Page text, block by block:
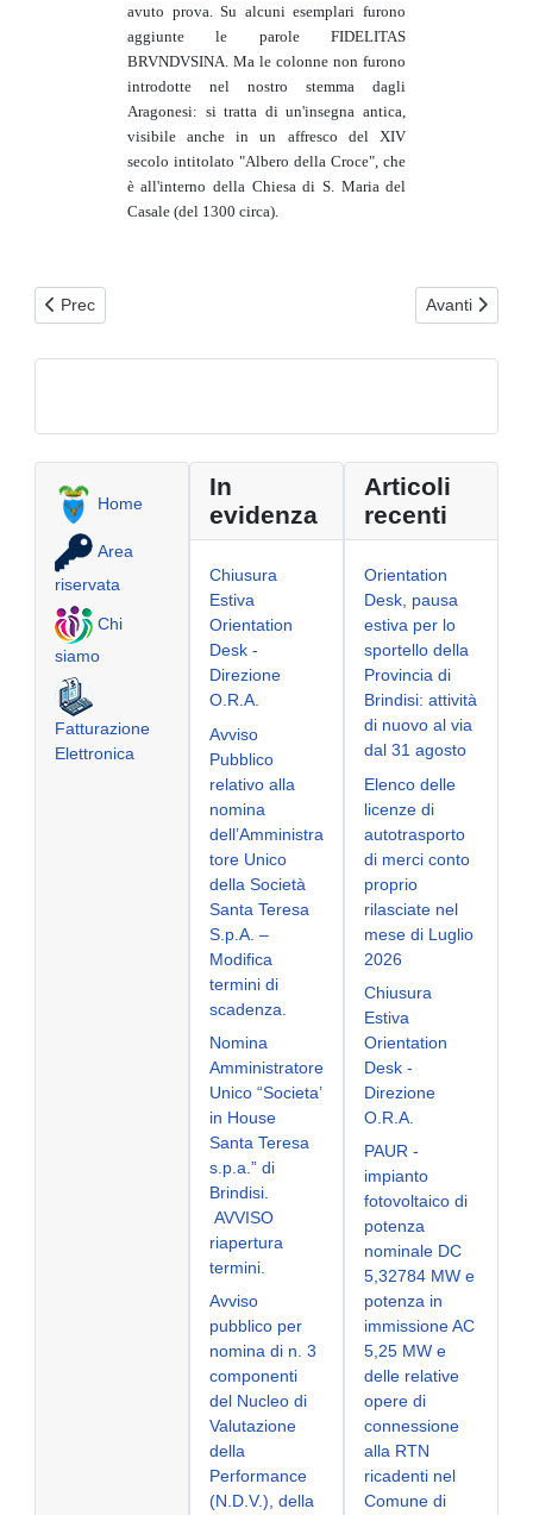
avuto prova. Su alcuni esemplari furono
aggiunte le parole FIDELITAS
BRVNDVSINA. Ma le colonne non furono
introdotte nel nostro stemma dagli
Aragonesi: si tratta di un'insegna antica,
visibile anche in un affresco del XIV
secolo intitolato "Albero della Croce", che
è all'interno della Chiesa di S. Maria del
Casale (del 1300 circa).
Articolo precedente: Il Castello Grande (o Svevo) di Brindisi
Prec Articolo
Avanti
Home
Area
riservata
Chi
siamo
Fatturazione
Elettronica
In
evidenza
Chiusura
Estiva
Orientation
Desk -
Direzione
O.R.A.
Avviso
Pubblico
relativo alla
nomina
dell’Amministra
tore Unico
della Società
Santa Teresa
S.p.A. –
Modifica
termini di
scadenza.
Nomina
Amministratore
Unico “Societa’
in House
Santa Teresa
s.p.a.” di
Brindisi.
AVVISO
riapertura
termini.
Avviso
pubblico per
nomina di n. 3
componenti
del Nucleo di
Valutazione
della
Performance
(N.D.V.), della
Articoli
recenti
Orientation
Desk, pausa
estiva per lo
sportello della
Provincia di
Brindisi: attività
di nuovo al via
dal 31 agosto
Elenco delle
licenze di
autotrasporto
di merci conto
proprio
rilasciate nel
mese di Luglio
2026
Chiusura
Estiva
Orientation
Desk -
Direzione
O.R.A.
PAUR -
impianto
fotovoltaico di
potenza
nominale DC
5,32784 MW e
potenza in
immissione AC
5,25 MW e
delle relative
opere di
connessione
alla RTN
ricadenti nel
Comune di